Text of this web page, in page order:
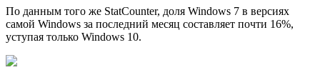
По данным того же StatCounter, доля Windows 7 в версиях
самой Windows за последний месяц составляет почти 16%,
уступая только Windows 10.